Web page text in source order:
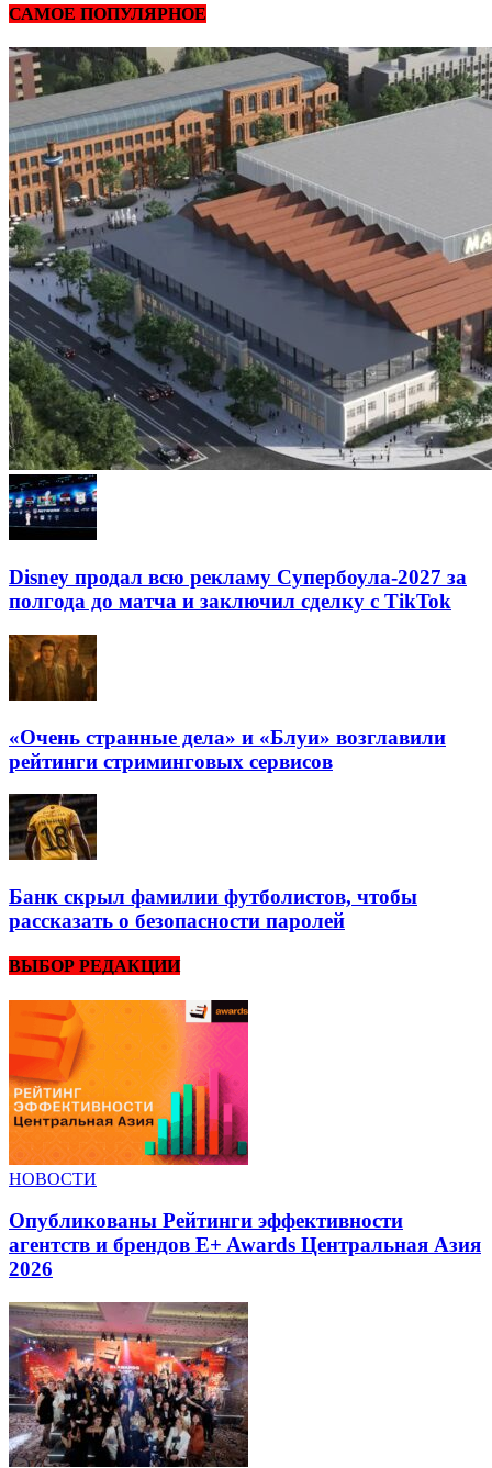
САМОЕ ПОПУЛЯРНОЕ
Disney продал всю рекламу Супербоула-2027 за
полгода до матча и заключил сделку с TikTok
«Очень странные дела» и «Блуи» возглавили
рейтинги стриминговых сервисов
Банк скрыл фамилии футболистов, чтобы
рассказать о безопасности паролей
ВЫБОР РЕДАКЦИИ
НОВОСТИ
Опубликованы Рейтинги эффективности
агентств и брендов E+ Awards Центральная Азия
2026